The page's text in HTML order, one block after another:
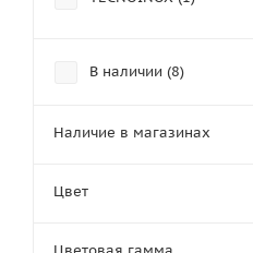
В наличии (8)
Наличие в магазинах
Цвет